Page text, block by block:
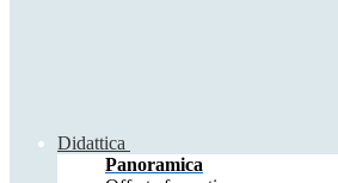
Didattica
Panoramica